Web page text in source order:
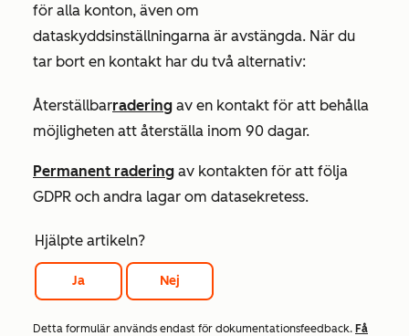
för alla konton, även om
dataskyddsinställningarna är avstängda. När du
tar bort en kontakt har du två alternativ:
Återställbarradering av en kontakt för att behålla
möjligheten att återställa inom 90 dagar.
Permanent radering av kontakten för att följa
GDPR och andra lagar om datasekretess.
Hjälpte artikeln?
Ja Nej
Detta formulär används endast för dokumentationsfeedback. Få